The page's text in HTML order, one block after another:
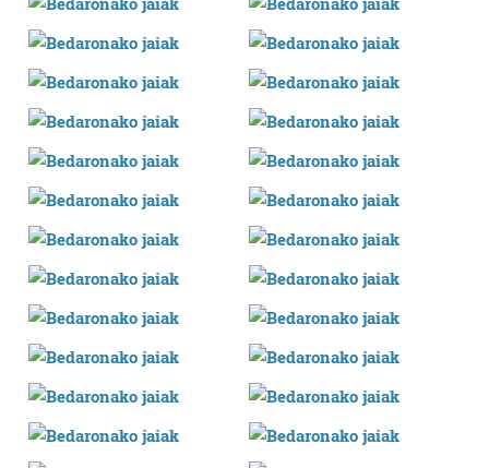
Webgune honek cookie propioak eta hirugarrenen cookie-
fitxategiak erabiltzen ditu. Zure esperientzia eta
baliatzen gara. Ohar hau onartuz gero, teknologia hori
erabiltzeko baimen esplizitua ematen diguzu. Gehiago